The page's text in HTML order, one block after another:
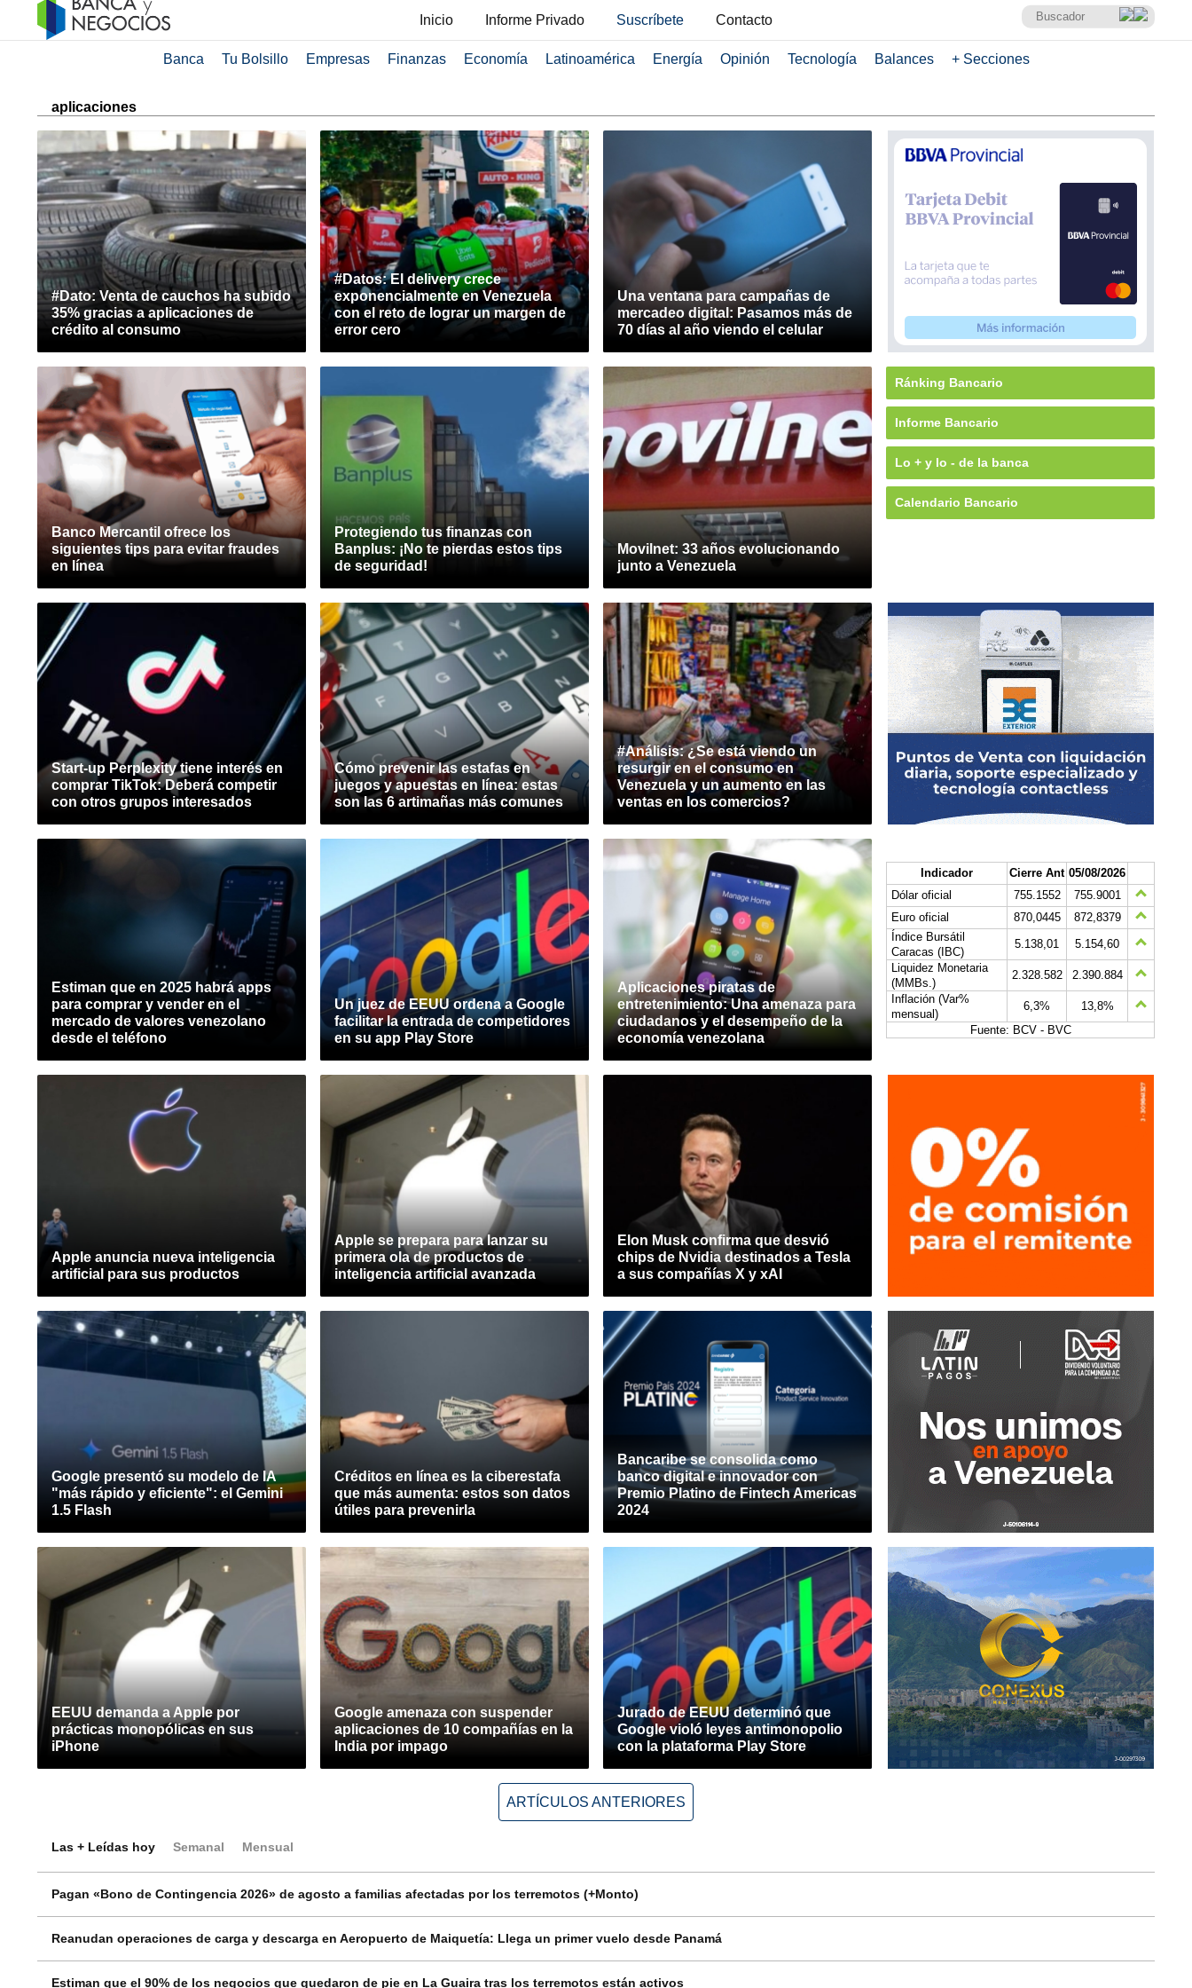
Inicio Informe Privado Suscríbete Contacto
Banca Tu Bolsillo Empresas Finanzas Economía Latinoamérica Energía Opinión Tecnología Balances + Secciones
aplicaciones
#Dato: Venta de cauchos ha subido
35% gracias a aplicaciones de
crédito al consumo
#Datos: El delivery crece
exponencialmente en Venezuela
con el reto de lograr un margen de
error cero
Una ventana para campañas de
mercadeo digital: Pasamos más de
70 días al año viendo el celular
Banco Mercantil ofrece los
siguientes tips para evitar fraudes
en línea
Protegiendo tus finanzas con
Banplus: ¡No te pierdas estos tips
de seguridad!
Movilnet: 33 años evolucionando
junto a Venezuela
Start-up Perplexity tiene interés en
comprar TikTok: Deberá competir
con otros grupos interesados
Cómo prevenir las estafas en
juegos y apuestas en línea: estas
son las 6 artimañas más comunes
#Análisis: ¿Se está viendo un
resurgir en el consumo en
Venezuela y un aumento en las
ventas en los comercios?
Estiman que en 2025 habrá apps
para comprar y vender en el
mercado de valores venezolano
desde el teléfono
Un juez de EEUU ordena a Google
facilitar la entrada de competidores
en su app Play Store
Aplicaciones piratas de
entretenimiento: Una amenaza para
ciudadanos y el desempeño de la
economía venezolana
Apple anuncia nueva inteligencia
artificial para sus productos
Apple se prepara para lanzar su
primera ola de productos de
inteligencia artificial avanzada
Elon Musk confirma que desvió
chips de Nvidia destinados a Tesla
a sus compañías X y xAI
Google presentó su modelo de IA
"más rápido y eficiente": el Gemini
1.5 Flash
Créditos en línea es la ciberestafa
que más aumenta: estos son datos
útiles para prevenirla
Bancaribe se consolida como
banco digital e innovador con
Premio Platino de Fintech Americas
2024
EEUU demanda a Apple por
prácticas monopólicas en sus
iPhone
Google amenaza con suspender
aplicaciones de 10 compañías en la
India por impago
Jurado de EEUU determinó que
Google violó leyes antimonopolio
con la plataforma Play Store
Ránking Bancario
Informe Bancario
Lo + y lo - de la banca
Calendario Bancario
Indicador Cierre Ant 05/08/2026
Dólar oficial
755.1552
755.9001
Euro oficial
870,0445
872,8379
Índice Bursátil
Caracas (IBC)
5.138,01
5.154,60
Liquidez Monetaria
(MMBs.)
2.328.582
2.390.884
Inflación (Var%
mensual)
6,3%
13,8%
Fuente: BCV - BVC
ARTÍCULOS ANTERIORES
Las + Leídas hoy Semanal Mensual
Pagan «Bono de Contingencia 2026» de agosto a familias afectadas por los terremotos (+Monto)
Reanudan operaciones de carga y descarga en Aeropuerto de Maiquetía: Llega un primer vuelo desde Panamá
Estiman que el 90% de los negocios que quedaron de pie en La Guaira tras los terremotos están activos